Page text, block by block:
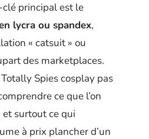
principal est le
lycra ou spandex,
« catsuit » ou
des marketplaces.
Spies cosplay pas
ce que l’on
surtout ce qui
à prix plancher d’un